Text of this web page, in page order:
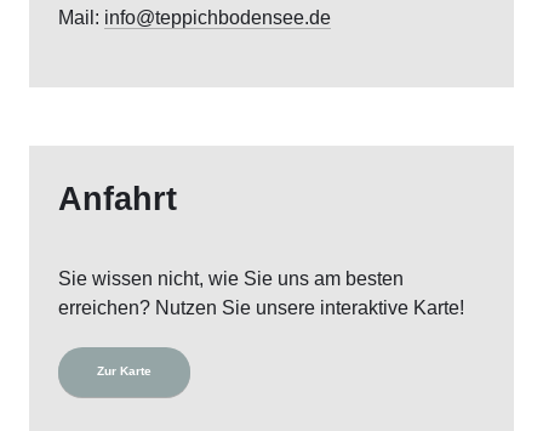
Mail: info@teppichbodensee.de
Anfahrt
Sie wissen nicht, wie Sie uns am besten
erreichen? Nutzen Sie unsere interaktive Karte!
Zur Karte